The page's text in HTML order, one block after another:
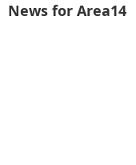
News for Area14